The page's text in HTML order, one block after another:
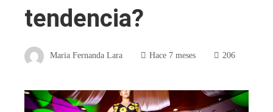
tendencia?
Maria Fernanda Lara Hace 7 meses 206